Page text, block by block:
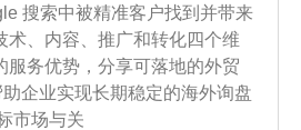
搜索中被精准客户找到并带来
术、内容、推广和转化四个维
服务优势，分享可落地的外贸
企业实现长期稳定的海外询盘
市场与关